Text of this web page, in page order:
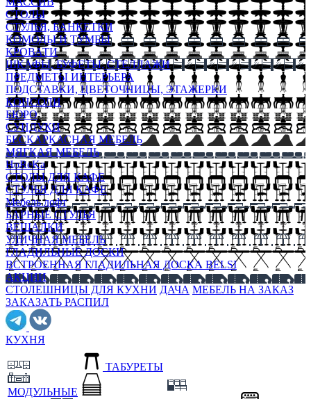
СТОЛЫ
СТУЛЬЯ, БАНКЕТКИ
КОМОДЫ И ТУМБЫ
КРОВАТИ
ШКАФЫ, БУФЕТЫ, СТЕЛЛАЖИ
ПРЕДМЕТЫ ИНТЕРЬЕРА
ПОДСТАВКИ, ЦВЕТОЧНИЦЫ, ЭТАЖЕРКИ
КОНСОЛИ
БЮРО
СУНДУКИ
БЕСКАРКАСНАЯ МЕБЕЛЬ
МЯГКАЯ МЕБЕЛЬ
HoReKa
СТОЛЫ ДЛЯ КАФЕ
СТУЛЬЯ ДЛЯ КАФЕ
Мебель лофт
БАРНЫЕ СТУЛЬЯ
ВЕШАЛКИ
УЛИЧНАЯ МЕБЕЛЬ
ГЛАДИЛЬНЫЕ ДОСКИ
ВСТРОЕННАЯ ГЛАДИЛЬНАЯ ДОСКА BELSI
АКЦИИ
СТОЛЕШНИЦЫ ДЛЯ КУХНИ ДАЧА МЕБЕЛЬ НА ЗАКАЗ
ЗАКАЗАТЬ РАСПИЛ
КУХНЯ
МОДУЛЬНЫЕ
ТАБУРЕТЫ